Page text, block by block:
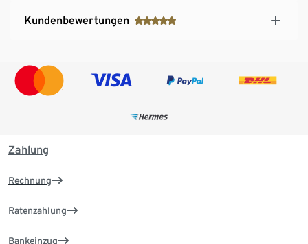
Kundenbewertungen
Zahlung
Rechnung
Ratenzahlung
Bankeinzug